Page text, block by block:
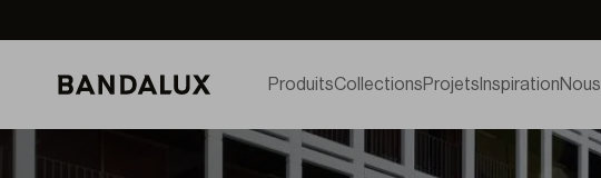
ProduitsCollectionsProjets InspirationNous